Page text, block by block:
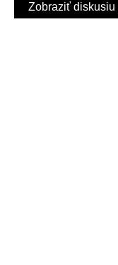
Zobraziť diskusiu